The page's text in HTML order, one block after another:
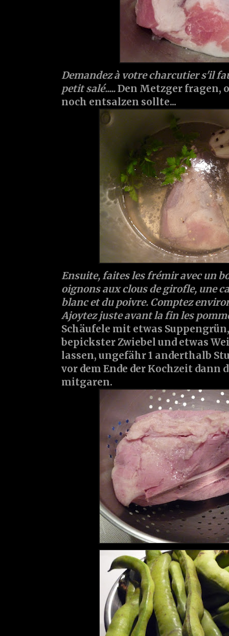
Demandez à votre charcutier s'il
petit salé.....Den Metzger fragen,
noch entsalzen sollte...
Ensuite, faites les frémir avec un
oignons aux clous de girofle, une
blanc et du poivre. Comptez
Ajoytez juste avant la fin les
Schäufele mit etwas
bepickster Zwiebel und etwas
lassen, ungefähr 1 anderthalb
vor dem Ende der Kochzeit dann
mitgaren.